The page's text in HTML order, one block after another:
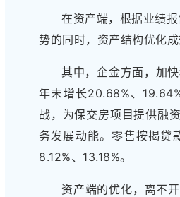
在资产端，根据业绩
势的同时，资产结构优化成
其中，企金方面，加
年末增长20.68%、
战，为保交房项目提供融
务发展动能。零售按揭贷
8.12%、13.18%。
资产端的优化，离不